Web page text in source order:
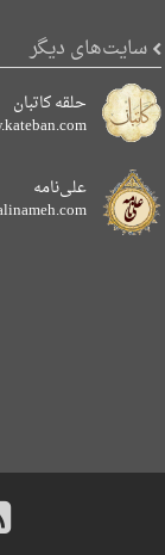
سایت‌های دیگر
حلقه کاتبان
علی‌نامه